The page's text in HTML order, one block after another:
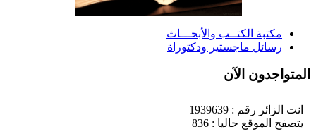
مكتبة الكتــب والأبحـــاث
رسائل ماجستير ودكتوراة
الآن
انت الزائر رقم : 1939639
يتصفح الموقع حاليا : 836